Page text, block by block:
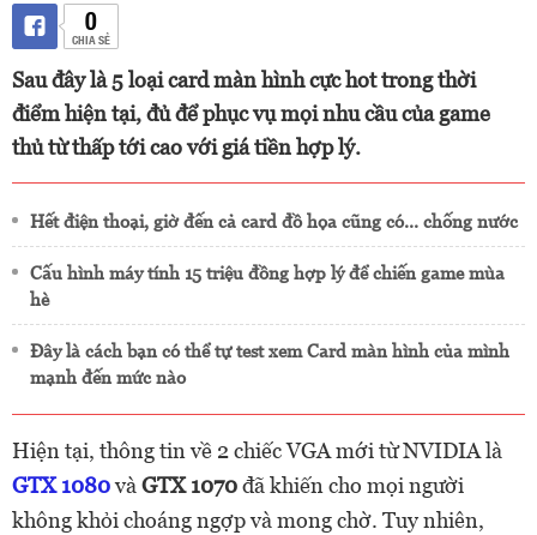
0
CHIA SẺ
Sau đây là 5 loại card màn hình cực hot trong thời
điểm hiện tại, đủ để phục vụ mọi nhu cầu của game
thủ từ thấp tới cao với giá tiền hợp lý.
Hết điện thoại, giờ đến cả card đồ họa cũng có... chống nước
Cấu hình máy tính 15 triệu đồng hợp lý để chiến game mùa
hè
Đây là cách bạn có thể tự test xem Card màn hình của mình
mạnh đến mức nào
Hiện tại, thông tin về 2 chiếc VGA mới từ NVIDIA là
GTX 1080và GTX 1070đã khiến cho mọi người
không khỏi choáng ngợp và mong chờ. Tuy nhiên,